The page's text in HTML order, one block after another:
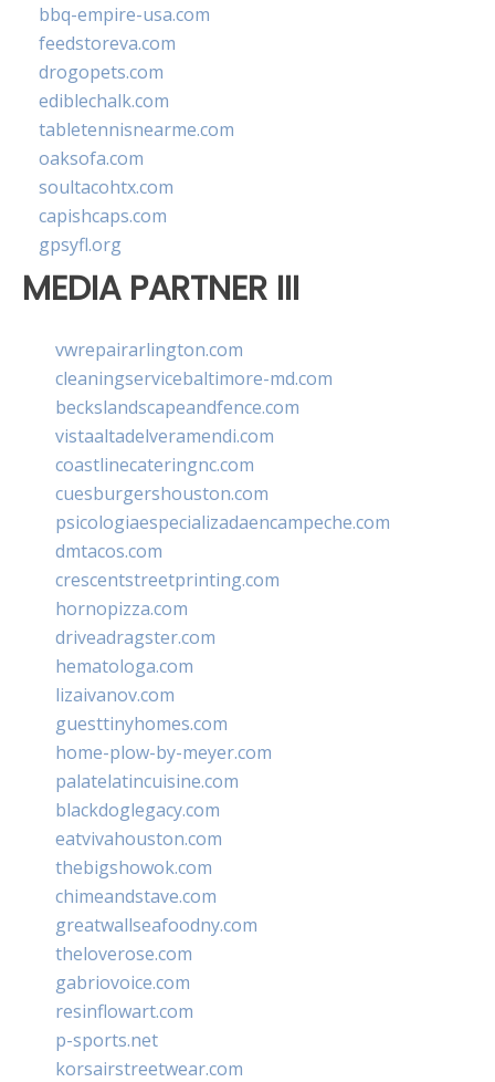
bbq-empire-usa.com
feedstoreva.com
drogopets.com
ediblechalk.com
tabletennisnearme.com
oaksofa.com
soultacohtx.com
capishcaps.com
gpsyfl.org
MEDIA PARTNER III
vwrepairarlington.com
cleaningservicebaltimore-md.com
beckslandscapeandfence.com
vistaaltadelveramendi.com
coastlinecateringnc.com
cuesburgershouston.com
psicologiaespecializadaencampeche.com
dmtacos.com
crescentstreetprinting.com
hornopizza.com
driveadragster.com
hematologa.com
lizaivanov.com
guesttinyhomes.com
home-plow-by-meyer.com
palatelatincuisine.com
blackdoglegacy.com
eatvivahouston.com
thebigshowok.com
chimeandstave.com
greatwallseafoodny.com
theloverose.com
gabriovoice.com
resinflowart.com
p-sports.net
korsairstreetwear.com